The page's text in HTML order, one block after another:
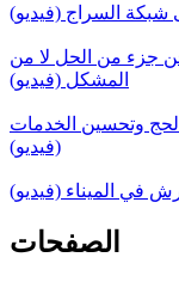
السراج (فيديو)
جزء من الحل لا من
المشكل (فيديو)
وتحسين الخدمات
(فيديو)
الصفحات